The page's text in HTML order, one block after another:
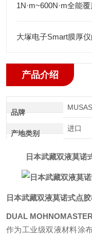
大塚电子Smart膜厚
产品介绍
品牌
产地类别
进口
日本武藏双液莫
日本武藏双液莫诺式点
DUAL
作为工业级双液材料涂